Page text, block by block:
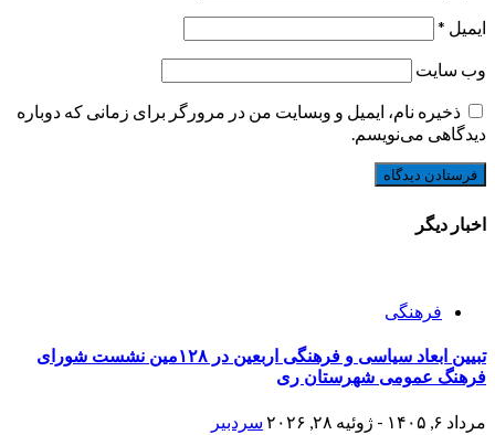
ایمیل *
وب‌ سایت
ذخیره نام، ایمیل و وبسایت من در مرورگر برای زمانی که دوباره
دیدگاهی می‌نویسم.
اخبار دیگر
فرهنگی
تبیین ابعاد سیاسی و فرهنگی اربعین در ۱۲۸مین نشست شورای
فرهنگ عمومی شهرستان ری
مرداد ۶, ۱۴۰۵ - ژوئیه ۲۸, ۲۰۲۶ سردبیر